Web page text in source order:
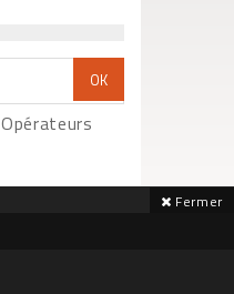
Opérateurs
Fermer